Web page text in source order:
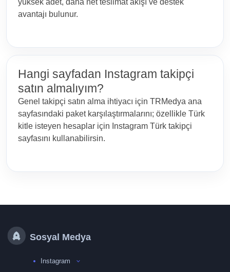
yüksek adet, daha net teslimat akışı ve destek
avantajı bulunur.
Hangi sayfadan Instagram takipçi
satın almalıyım?
Genel takipçi satın alma ihtiyacı için TRMedya ana
sayfasındaki paket karşılaştırmalarını; özellikle Türk
kitle isteyen hesaplar için Instagram Türk takipçi
sayfasını kullanabilirsin.
Sosyal Medya
Instagram